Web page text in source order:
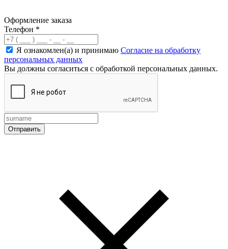
Оформление заказа
Телефон *
Я ознакомлен(а) и принимаю Согласие на обработку
персональных данных
Вы должны согласиться с обработкой персональных данных.